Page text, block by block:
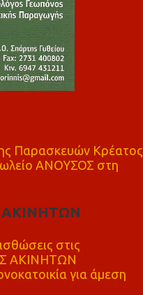
Παρασκευών Κρέατος
ΑΝΟΥΣΟΣ στη
ΑΚΙΝΗΤΩΝ
στις
ΑΚΙΝΗΤΩΝ
για άμεση